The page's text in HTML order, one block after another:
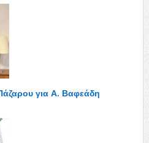
για Α. Βαφεάδη